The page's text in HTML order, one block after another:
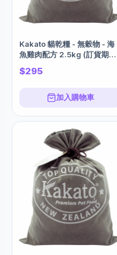
Kakato 貓乾糧 - 無穀物 - 海
魚雞肉配方 2.5kg (訂貨期大
約7-14個工作日)
$295
加入購物車